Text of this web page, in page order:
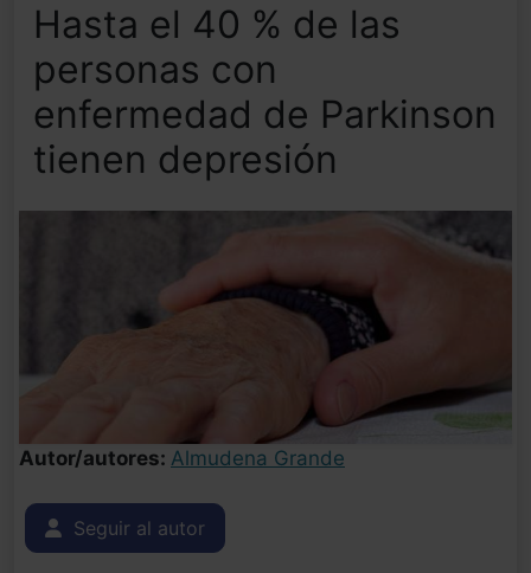
Hasta el 40 % de las
personas con
enfermedad de Parkinson
tienen depresión
Autor/autores: Almudena Grande
Seguir al autor